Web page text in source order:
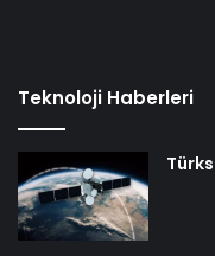
Teknoloji Haberleri